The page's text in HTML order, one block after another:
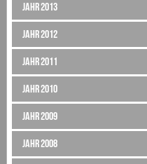
Jahr 2013
Jahr 2012
Jahr 2011
Jahr 2010
Jahr 2009
Jahr 2008